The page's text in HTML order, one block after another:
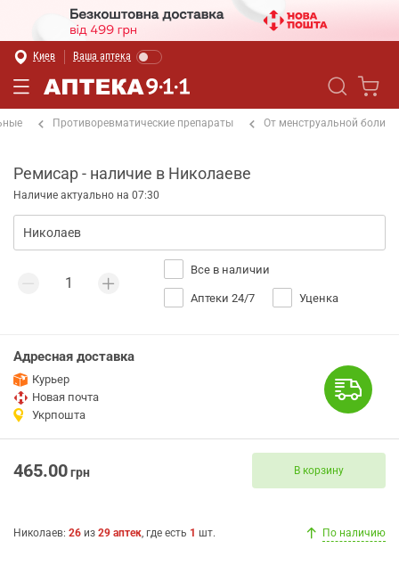
Киев Ваша аптека
Противоревматические препараты От менструальной боли
Ремисар - наличие в Николаеве
Наличие актуально на 07:30
Все в наличии
Аптеки 24/7 Уценка
Адресная доставка
Курьер
Новая почта
Укрпошта
465.00грн В корзину
Николаев: 26 из 29 аптек, где есть 1 шт. По наличию